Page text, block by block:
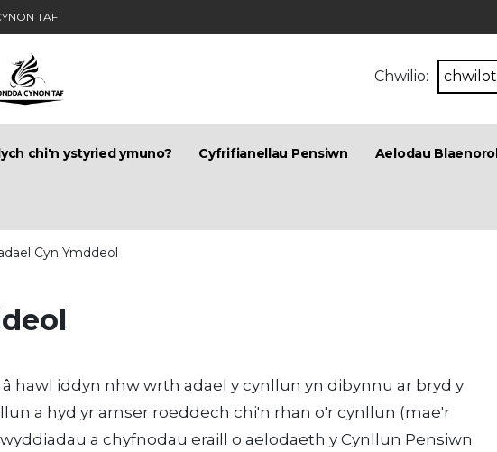
TAF
Chwilio:
chi'n ystyried ymuno? Cyfrifianellau Pensiwn Aelodau Blaenorol
Cyn Ymddeol
hawl iddyn nhw wrth adael y cynllun yn dibynnu ar bryd y
a hyd yr amser roeddech chi'n rhan o'r cynllun (mae'r
a chyfnodau eraill o aelodaeth y Cynllun Pensiwn